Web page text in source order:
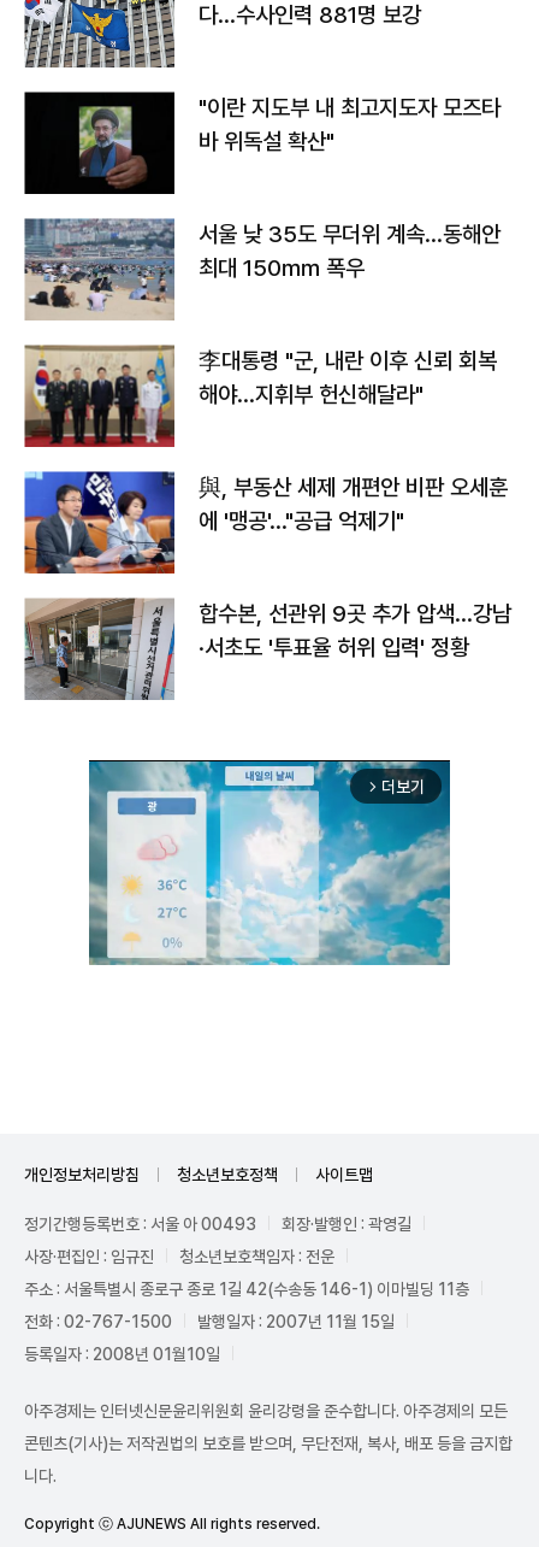
다…수사인력 881명 보강
"이란 지도부 내 최고지도자 모즈타
바 위독설 확산"
서울 낮 35도 무더위 계속…동해안
최대 150㎜ 폭우
李대통령 "군, 내란 이후 신뢰 회복
해야…지휘부 헌신해달라"
與, 부동산 세제 개편안 비판 오세훈
에 '맹공'…"공급 억제기"
합수본, 선관위 9곳 추가 압색…강남
·서초도 '투표율 허위 입력' 정황
arrow_forward_ios 더보기
개인정보처리방침 청소년보호정책 사이트맵
정기간행등록번호 : 서울 아 00493
회장·발행인 : 곽영길
사장·편집인 : 임규진
청소년보호책임자 : 전운
주소 : 서울특별시 종로구 종로 1길 42(수송동 146-1) 이마빌딩 11층
전화 : 02-767-1500
발행일자 : 2007년 11월 15일
등록일자 : 2008년 01월10일
아주경제는 인터넷신문윤리위원회 윤리강령을 준수합니다. 아주경제의 모든
콘텐츠(기사)는 저작권법의 보호를 받으며, 무단전재, 복사, 배포 등을 금지합
니다.
Copyright ⓒ AJUNEWS All rights reserved.